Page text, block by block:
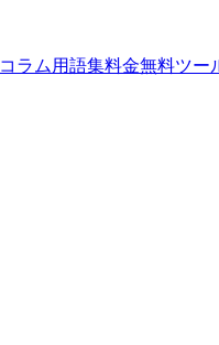
コラム 用語集料金無料ツー